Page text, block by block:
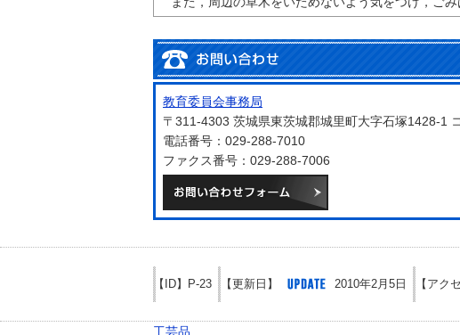
教育委員会事務局
〒311-4303 茨城県東茨城郡城里町大字石塚1428‐1
電話番号：029-288-7010
ファクス番号：029-288-7006
【ID】 P-23 【更新日】 2010年2月5日 【アク
工芸品